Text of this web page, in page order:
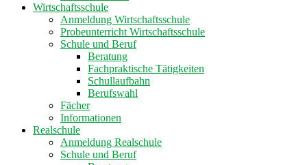
Wirtschaftsschule
Anmeldung Wirtschaftsschule
Probeunterricht Wirtschaftsschule
Schule und Beruf
Beratung
Fachpraktische Tätigkeiten
Schullaufbahn
Berufswahl
Fächer
Informationen
Realschule
Anmeldung Realschule
Schule und Beruf